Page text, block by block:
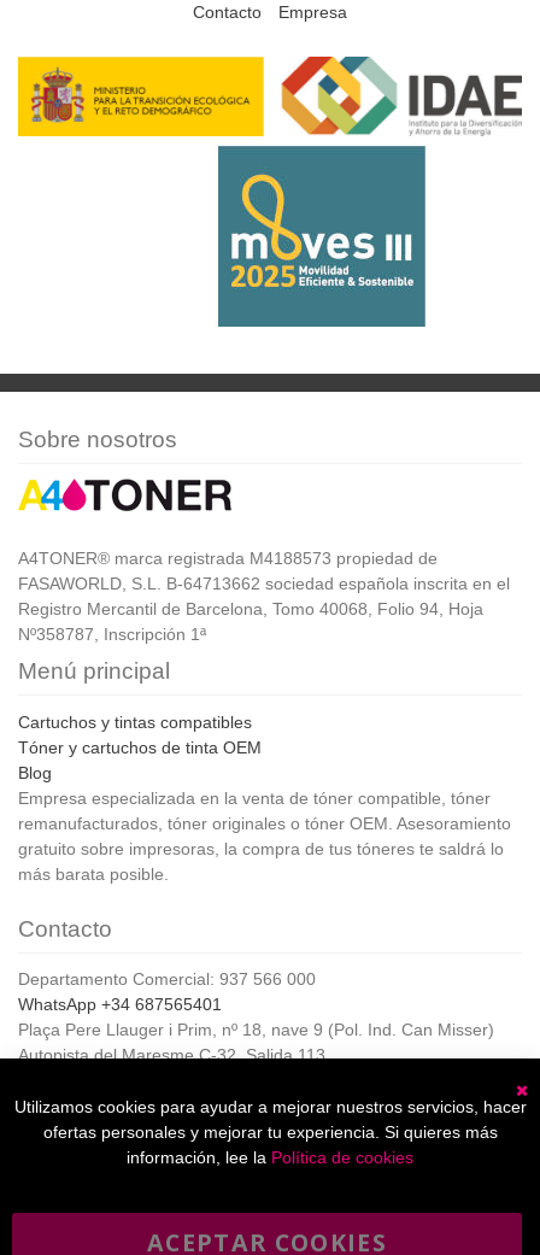
Contacto
Empresa
Sobre nosotros
A4TONER® marca registrada M4188573 propiedad de
FASAWORLD, S.L. B-64713662 sociedad española inscrita en el
Registro Mercantil de Barcelona, Tomo 40068, Folio 94, Hoja
Nº358787, Inscripción 1ª
Menú principal
Cartuchos y tintas compatibles
Tóner y cartuchos de tinta OEM
Blog
Empresa especializada en la venta de tóner compatible, tóner
remanufacturados, tóner originales o tóner OEM. Asesoramiento
gratuito sobre impresoras, la compra de tus tóneres te saldrá lo
más barata posible.
Contacto
Departamento Comercial: 937 566 000
WhatsApp +34 687565401
Plaça Pere Llauger i Prim, nº 18, nave 9 (Pol. Ind. Can Misser)
Autopista del Maresme C-32, Salida 113
Horario de Atención al cliente:
De lunes a jueves de 8:00 a 17:00,
Viernes de 8:00 a 15:00
Utilizamos cookies para ayudar a mejorar nuestros servicios, hacer
ofertas personales y mejorar tu experiencia. Si quieres más
información, lee la Política de cookies
ACEPTAR COOKIES